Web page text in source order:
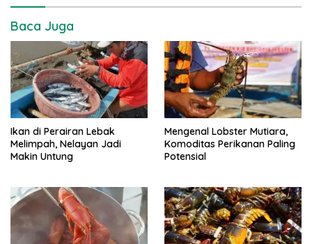
Baca Juga
Ikan di Perairan Lebak
Melimpah, Nelayan Jadi
Makin Untung
Mengenal Lobster Mutiara,
Komoditas Perikanan Paling
Potensial